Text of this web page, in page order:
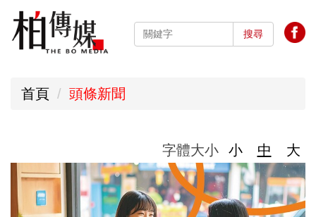
跳
到
搜尋
首頁 頭條新聞
字體大小 小 中 大